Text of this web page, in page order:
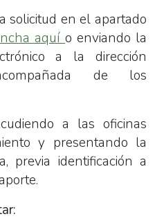
solicitud en el apartado
aquí o enviando la
a la dirección
de los
a las oficinas
y presentando la
previa identificación a